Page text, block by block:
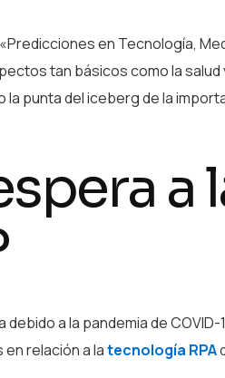
en Tecnología,
tan básicos como la
punta del iceberg de la
a
debido a la pandemia de
relación a latecnología RPA